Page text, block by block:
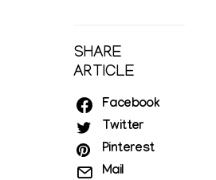
SHARE
ARTICLE
Facebook
Twitter
Pinterest
Mail